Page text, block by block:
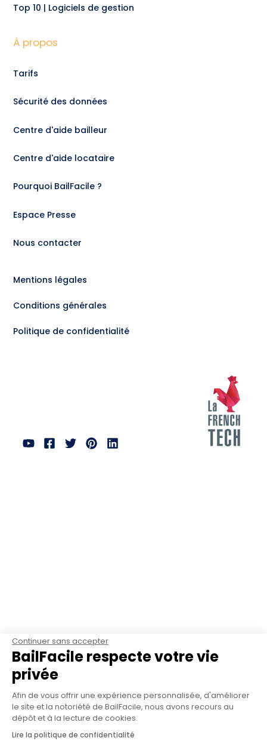
Top 10 | Logiciels de gestion
À propos
Tarifs
Sécurité des données
Centre d'aide bailleur
Centre d'aide locataire
Pourquoi BailFacile ?
Espace Presse
Nous contacter
Mentions légales
Conditions générales
Politique de confidentialité
Continuer sans accepter
BailFacile respecte votre vie
privée
Afin de vous offrir une expérience personnalisée, d'améliorer
le site et la notoriété de BailFacile, nous avons recours au
dépôt et à la lecture de cookies.
Lire la politique de confidentialité